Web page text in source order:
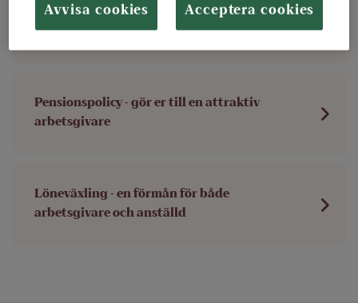
Politiker Plus - hjälper er med
förtroendevaldas pensioner
Pensionspolicy - gör er till en attraktiv
arbetsgivare
Löneväxling - en förmån för både
arbetsgivare och anställd
Avvisa cookies Acceptera cookies